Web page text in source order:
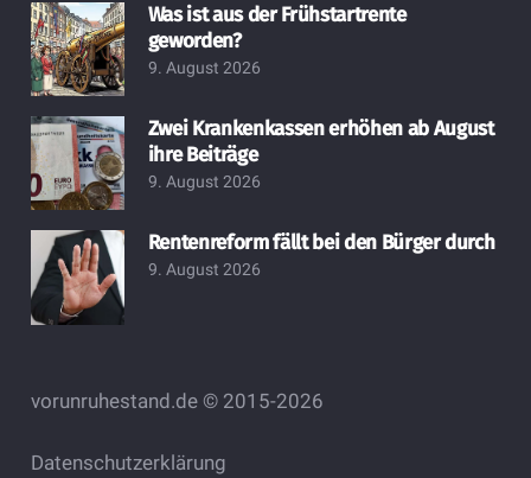
Was ist aus der Frühstartrente
geworden?
9. August 2026
Zwei Krankenkassen erhöhen ab August
ihre Beiträge
9. August 2026
Rentenreform fällt bei den Bürger durch
9. August 2026
vorunruhestand.de © 2015-2026
Datenschutzerklärung